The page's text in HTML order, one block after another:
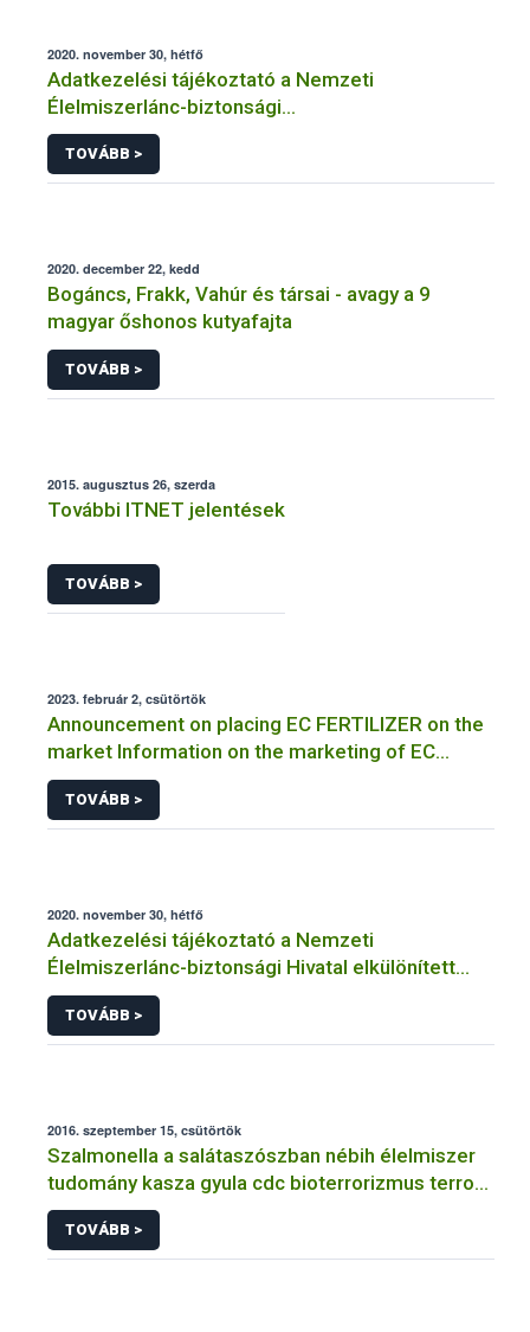
2020. november 30, hétfő
Adatkezelési tájékoztató a Nemzeti
Élelmiszerlánc-biztonsági
Hivatal tevékenységéhez kötődő érintetti jogok
gyakorlásával összefüggő adatkezeléseihez
TOVÁBB >
2020. december 22, kedd
Bogáncs, Frakk, Vahúr és társai - avagy a 9
magyar őshonos kutyafajta
TOVÁBB >
2015. augusztus 26, szerda
További ITNET jelentések
TOVÁBB >
2023. február 2, csütörtök
Announcement on placing EC FERTILIZER on the
market Information on the marketing of EC
FERTILIZER and the application for a certificate
TOVÁBB >
2020. november 30, hétfő
Adatkezelési tájékoztató a Nemzeti
Élelmiszerlánc-biztonsági Hivatal elkülönített
visszaélés-bejelentési rendszerhez kapcsolódó
adatkezeléséhez
TOVÁBB >
2016. szeptember 15, csütörtök
Szalmonella a salátaszószban nébih élelmiszer
tudomány kasza gyula cdc bioterrorizmus terror
lépfene
TOVÁBB >